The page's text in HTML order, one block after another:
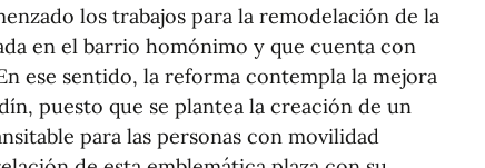
los trabajos para la remodelación de la
en el barrio homónimo y que cuenta con
ese sentido, la reforma contempla la mejora
puesto que se plantea la creación de un
para las personas con movilidad